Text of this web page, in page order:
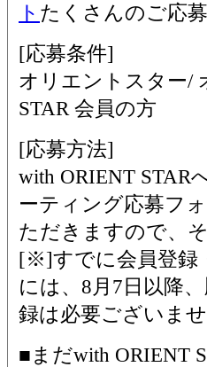
ト たくさんのご応
[応募条件]
オリエントスター/
STAR 会員の方
[応募方法]
with ORIENT STAR
ーティング応募フ
ただきますので、
[※]すでに会員登録
には、8月7日以降
録は必要ございませ
■まだwith ORIENT